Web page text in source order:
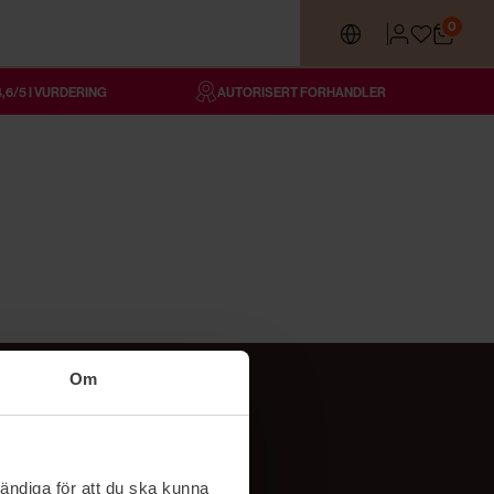
Om
för att du ska kunna
0
5 I VURDERING AUTORISERT FORHANDLER
Følg oss